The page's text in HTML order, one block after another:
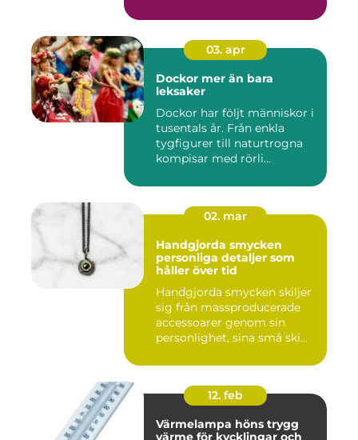
03. apr
Dockor mer än bara
leksaker
Dockor har följt människor i
tusentals år. Från enkla
tygfigurer till naturtrogna
kompisar med rörli...
02. mar
Handgjorda smycken
personliga detaljer som
håller över tid
Handgjorda smycken skiljer
sig från massproducerade
accessoarer genom sin
personlighet, sina små ski...
12. feb
Värmelampa höns trygg
värme för kycklingar och